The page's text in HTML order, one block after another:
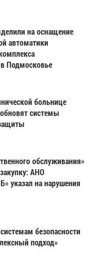
на оснащение
автоматики
Подмосковье
больнице
системы
обслуживания»
АНО
указал на нарушения
безопасности
подход»